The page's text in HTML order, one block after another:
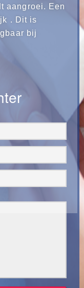
aangroei. Een
. Dit is
bij